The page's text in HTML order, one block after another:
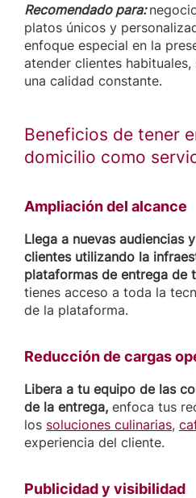
Recomendado para:
platos únicos y
enfoque especial en la
atender clientes
una calidad constante.
Beneficios de tener
domicilio como
Ampliación del alcance
Llega a nuevas audiencias
clientes utilizando la
plataformas de entrega de
tienes acceso a toda la
de la plataforma.
Reducción de cargas
Libera a tu equipo de las
de la entrega, enfoca tus
los soluciones culinarias,
experiencia del cliente.
Publicidad y visibilidad